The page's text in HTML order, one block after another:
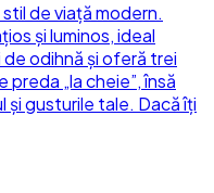
de viață modern.
și luminos, ideal
odihnă și oferă trei
„la cheie”, însă
gusturile tale. Dacă îți